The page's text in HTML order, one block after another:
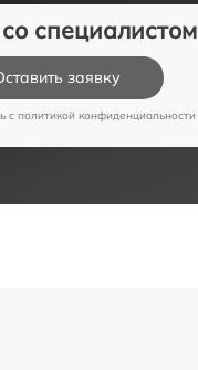
специалистом
заявку
c политикой конфиденциальности